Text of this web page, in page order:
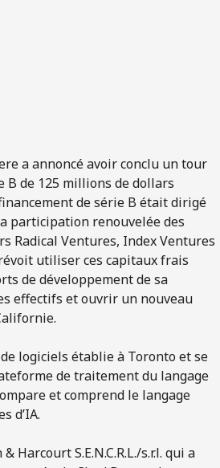
a annoncé avoir conclu un tour
B de 125 millions de dollars
de série B était dirigé
participation renouvelée des
Radical Ventures, Index Ventures
utiliser ces capitaux frais
de développement de sa
effectifs et ouvrir un nouveau
logiciels établie à Toronto et se
de traitement du langage
et comprend le langage
d’IA.
Harcourt S.E.N.C.R.L./s.r.l. qui a